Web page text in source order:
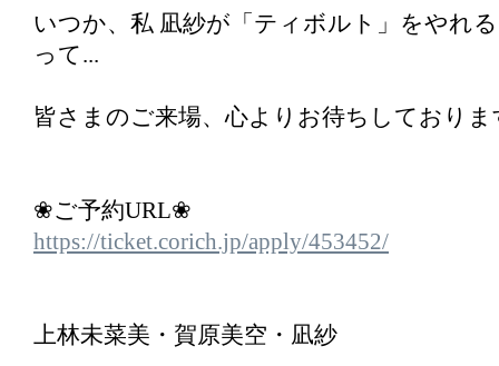
いつか、私 凪紗が「ティボルト」をやれ
って...
皆さまのご来場、心よりお待ちしておりま
❀ご予約URL❀
https://ticket.corich.jp/apply/453452/
上林未菜美・賀原美空・凪紗